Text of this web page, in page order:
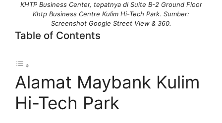
KHTP Business Center, tepatnya di Suite B-2 Ground Floor
Khtp Business Centre Kulim Hi-Tech Park. Sumber:
Screenshot Google Street View & 360.
Table of Contents
Alamat Maybank Kulim
Hi-Tech Park